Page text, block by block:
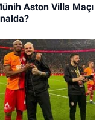
Aston Villa Maçı